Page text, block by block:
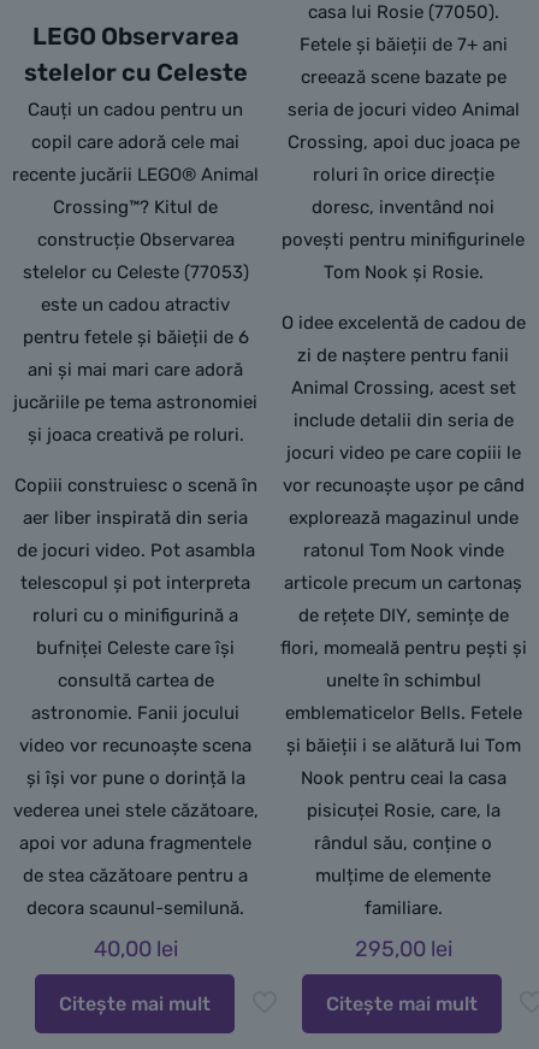
LEGO Observarea
stelelor cu Celeste
Cauți un cadou pentru un
copil care adoră cele mai
recente jucării LEGO® Animal
Crossing™? Kitul de
construcție Observarea
stelelor cu Celeste (77053)
este un cadou atractiv
pentru fetele și băieții de 6
ani și mai mari care adoră
jucăriile pe tema astronomiei
și joaca creativă pe roluri.
Copiii construiesc o scenă în
aer liber inspirată din seria
de jocuri video. Pot asambla
telescopul și pot interpreta
roluri cu o minifigurină a
bufniței Celeste care își
consultă cartea de
astronomie. Fanii jocului
video vor recunoaște scena
și își vor pune o dorință la
vederea unei stele căzătoare,
apoi vor aduna fragmentele
de stea căzătoare pentru a
decora scaunul-semilună.
40,00 lei
Citește mai mult
casa lui Rosie (77050).
Fetele și băieții de 7+ ani
creează scene bazate pe
seria de jocuri video Animal
Crossing, apoi duc joaca pe
roluri în orice direcție
doresc, inventând noi
povești pentru minifigurinele
Tom Nook și Rosie.
O idee excelentă de cadou de
zi de naștere pentru fanii
Animal Crossing, acest set
include detalii din seria de
jocuri video pe care copiii le
vor recunoaște ușor pe când
explorează magazinul unde
ratonul Tom Nook vinde
articole precum un cartonaș
de rețete DIY, semințe de
flori, momeală pentru pești și
unelte în schimbul
emblematicelor Bells. Fetele
și băieții i se alătură lui Tom
Nook pentru ceai la casa
pisicuței Rosie, care, la
rândul său, conține o
mulțime de elemente
familiare.
295,00 lei
Citește mai mult